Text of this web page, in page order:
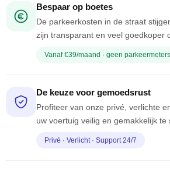
Bespaar op boetes
De parkeerkosten in de straat
zijn transparant en veel goedkoper
Vanaf €39/maand · geen parkeermeters
De keuze voor gemoedsrust
Profiteer van onze privé, verlichte
uw voertuig veilig en gemakkelijk te
Privé · Verlicht · Support 24/7